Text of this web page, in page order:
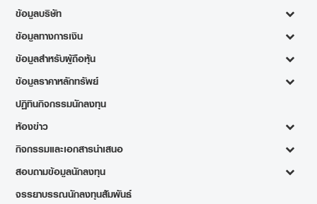
ข้อมูลบริษัท
ข้อมูลทางการเงิน
ข้อมูลสำหรับผู้ถือหุ้น
ข้อมูลราคาหลักทรัพย์
ปฏิทินกิจกรรมนักลงทุน
ห้องข่าว
กิจกรรมและเอกสารนำเสนอ
สอบถามข้อมูลนักลงทุน
จรรยาบรรณนักลงทุนสัมพันธ์